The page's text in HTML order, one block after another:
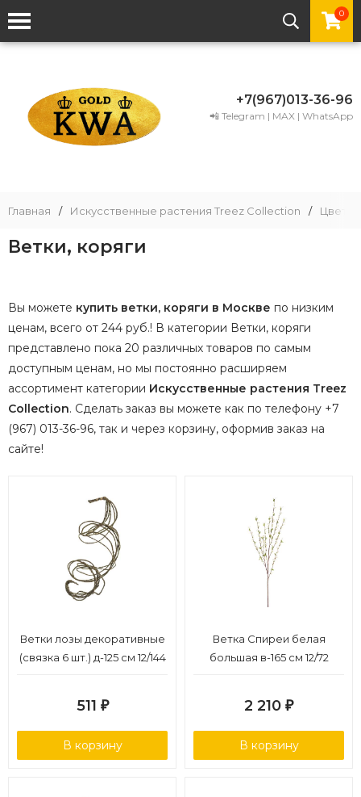
0
+7(967)013-36-96
📲 Telegram | MAX | WhatsApp
Главная / Искусственные растения Treez Collection / Цветы
Ветки, коряги
Вы можете купить ветки, коряги в Москве по низким
ценам, всего от 244 руб.! В категории Ветки, коряги
представлено пока 20 различных товаров по самым
доступным ценам, но мы постоянно расширяем
ассортимент категории Искусственные растения Treez
Collection. Сделать заказ вы можете как по телефону +7
(967) 013-36-96, так и через корзину, оформив заказ на
сайте!
Ветки лозы декоративные
(связка 6 шт.) д-125 см 12/144
511 ₽
В корзину
Ветка Спиреи белая
большая в-165 см 12/72
2 210 ₽
В корзину